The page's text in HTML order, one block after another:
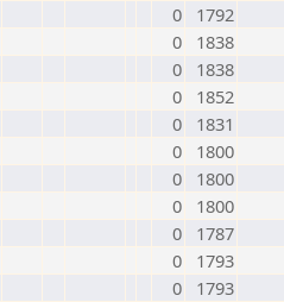
0
1792
0
1838
0
1838
0
1852
0
1831
0
1800
0
1800
0
1800
0
1787
0
1793
0
1793